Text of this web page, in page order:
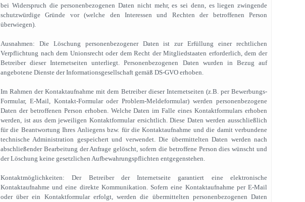
bei Widerspruch die personenbezogenen Daten nicht mehr, es sei denn, es liegen zwingende
schutzwürdige Gründe vor (welche den Interessen und Rechten der betroffenen Person
überwiegen).
Ausnahmen: Die Löschung personenbezogener Daten ist zur Erfüllung einer rechtlichen
Verpflichtung nach dem Unionsrecht oder dem Recht der Mitgliedstaaten erforderlich, dem der
Betreiber dieser Internetseiten unterliegt. Personenbezogenen Daten wurden in Bezug auf
angebotene Dienste der Informationsgesellschaft gemäß DS-GVO erhoben.
Im Rahmen der Kontaktaufnahme mit dem Betreiber dieser Internetseiten (z.B. per Bewerbungs-
Formular, E-Mail, Kontakt-Formular oder Problem-Meldeformular) werden personenbezogene
Daten der betroffenen Person erhoben. Welche Daten im Falle eines Kontaktformulars erhoben
werden, ist aus dem jeweiligen Kontaktformular ersichtlich. Diese Daten werden ausschließlich
für die Beantwortung Ihres Anliegens bzw. für die Kontaktaufnahme und die damit verbundene
technische Administration gespeichert und verwendet. Die übermittelten Daten werden nach
abschließender Bearbeitung der Anfrage gelöscht, sofern die betroffene Person dies wünscht und
der Löschung keine gesetzlichen Aufbewahrungspflichten entgegenstehen.
Kontaktmöglichkeiten: Der Betreiber der Internetseite garantiert eine elektronische
Kontaktaufnahme und eine direkte Kommunikation. Sofern eine Kontaktaufnahme per E-Mail
oder über ein Kontaktformular erfolgt, werden die übermittelten personenbezogenen Daten